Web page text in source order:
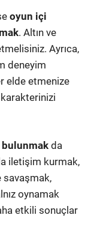
oyun içi
. Altın ve
Ayrıca,
deneyim
elde etmenize
da
iletişim kurmak,
oynamak
etkili sonuçlar